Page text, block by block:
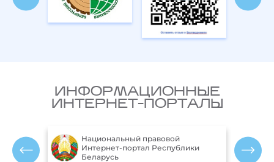
ИНФОРМАЦИОННЫЕ
ИНТЕРНЕТ-ПОРТАЛЫ
Национальный правовой
Интернет-портал Республики
Беларусь